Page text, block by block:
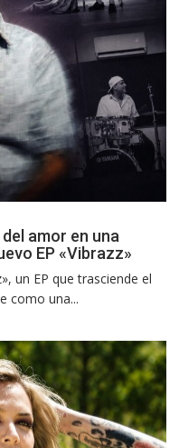
amor en una
EP «Vibrazz»
un EP que trasciende el
como una...